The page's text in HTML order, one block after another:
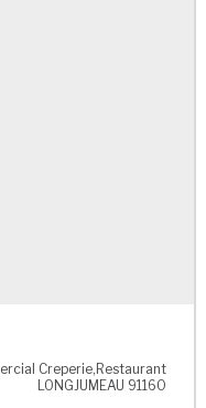
Creperie,Restaurant
LONGJUMEAU 91160